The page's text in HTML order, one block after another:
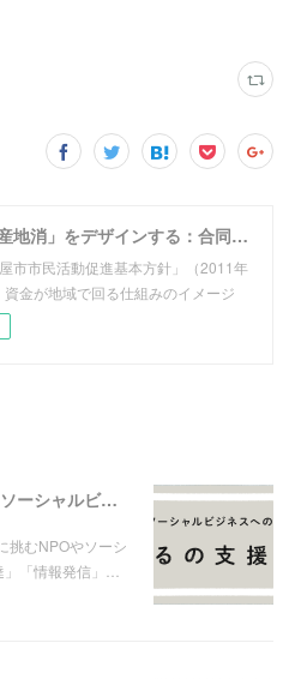
「お金の地産地消」をデザインする：合同会社めぐる
市市民活動促進基本方針」（2011年
が地域で回る仕組みのイメージ
【レポート】めぐるのNPO・ソーシャルビジネス支援実績（2026年8月5日現在）
挑むNPOやソーシ
「情報発信」…